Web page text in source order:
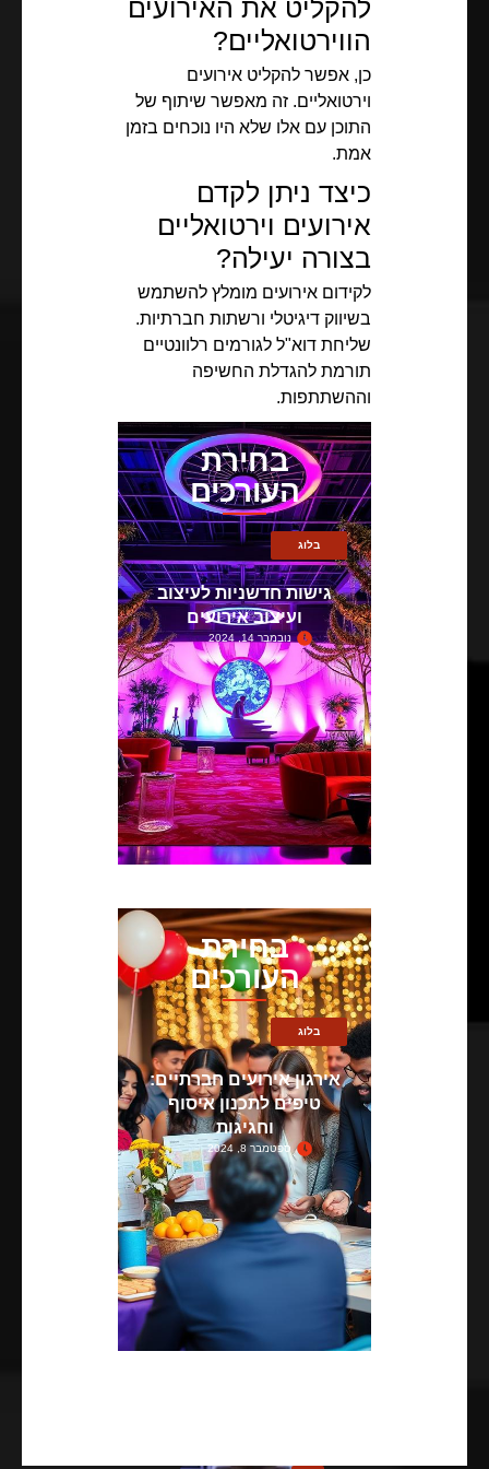
להקליט את האירועים
הווירטואליים?
כן, אפשר להקליט אירועים
וירטואליים. זה מאפשר שיתוף של
התוכן עם אלו שלא היו נוכחים בזמן
אמת.
כיצד ניתן לקדם
אירועים וירטואליים
בצורה יעילה?
לקידום אירועים מומלץ להשתמש
בשיווק דיגיטלי ורשתות חברתיות.
שליחת דוא"ל לגורמים רלוונטיים
תורמת להגדלת החשיפה
וההשתתפות.
בחירת
העורכים
בלוג
גישות חדשניות לעיצוב
ועיצוב אירועים
נובמבר 14, 2024
בחירת
העורכים
בלוג
אירגון אירועים חברתיים:
טיפים לתכנון איסוף
וחגיגות
ספטמבר 8, 2024